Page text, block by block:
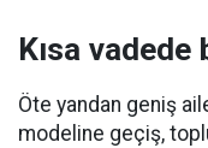
Kısa
Öte yandan geniş
modeline geçiş,